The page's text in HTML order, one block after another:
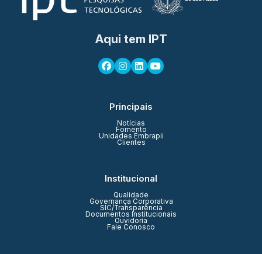
Aqui tem IPT
Principais
Notícias
Fomento
Unidades Embrapii
Clientes
Institucional
Qualidade
Governança Corporativa
SIC/Transparência
Documentos Institucionais
Ouvidoria
Fale Conosco